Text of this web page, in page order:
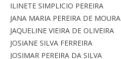
ILINETE SIMPLICIO PEREIRA
JANA MARIA PEREIRA DE MOURA
JAQUELINE VIEIRA DE OLIVEIRA
JOSIANE SILVA FERREIRA
JOSIMAR PEREIRA DA SILVA